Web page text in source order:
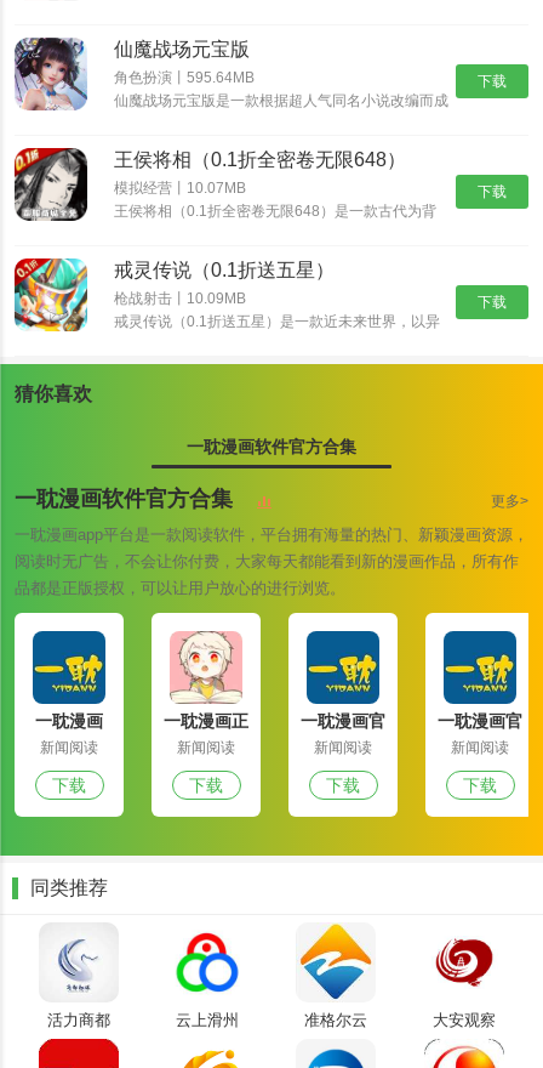
一耽漫画官网安卓版软件亮点
清真品，确保视觉享受和内容质量。
2. 该网站涵盖了多种风格的动漫作品，用户可以根据自己的个人喜好
下载并观看自己喜欢的动漫作品。
3. 该软件提供了一个直观的搜索和分类系统，使它很容易发现和阅读
喜爱的漫画。
4. 在这个平台上，读者可以沉浸在阅读的乐趣中，享受各种免费的动
画作品。
一耽漫画官网安卓版软件优势
2. 该软件不仅提供流畅的在线阅读体验，还支持离线下载功能，节省
您的数据流量，让您随时随地享受阅读。
3. 通过采用创新的评论方式，用户可以通过简单的手指操作拖动、缩
放、还原漫画，为漫画阅读增添互动乐趣。
4. 同一个账号可以在不同的设备上使用，方便地同步网站和手机上的
喜欢的角色，不断的提高自我的魅力，如果玩家对我
和美女有个约会感兴趣的话，那就快来预约体验游玩
吧！
下载
仙魔战场元宝版
角色扮演丨595.64MB
仙魔战场元宝版是一款根据超人气同名小说改编而成
世界，穿梭在神秘的仙魔大陆，沉浸式交友修炼，酣
战各路仙魔。
下载
王侯将相（0.1折全密卷无限648）
模拟经营丨10.07MB
王侯将相（0.1折全密卷无限648）是一款古代为背
能，酣畅淋漓的战斗让你热血澎湃！
下载
戒灵传说（0.1折送五星）
枪战射击丨10.09MB
戒灵传说（0.1折送五星）是一款近未来世界，以异
新卡组，海量卡牌搭配及阵营组合，衍生出丰富策略
猜你喜欢
一耽漫画软件官方合集
一耽漫画软件官方合集 更多>
一耽漫画app平台是一款阅读软件，平台拥有海量的热门、新颖漫画资源，
阅读时无广告，不会让你付费，大家每天都能看到新的漫画作品，所有作
品都是正版授权，可以让用户放心的进行浏览。
一耽漫画
app官网下
新闻阅读
下载
一耽漫画正
版官网韩版
新闻阅读
下载
一耽漫画官
网下载最新
新闻阅读
下载
一耽漫画官
方下载软件
新闻阅读
下载
同类推荐
活力商都 云上滑州 准格尔云 大安观察